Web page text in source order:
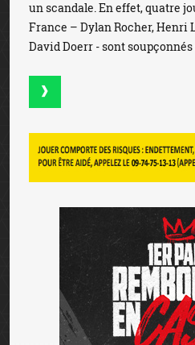
un scandale. En effet, quatre
France – Dylan Rocher, Henri
David Doerr - sont soupçonnés